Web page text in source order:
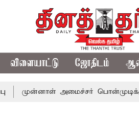
விளையாட்டு ஜோதிடம்
அமைச்சர் பொன்முடிக்கு